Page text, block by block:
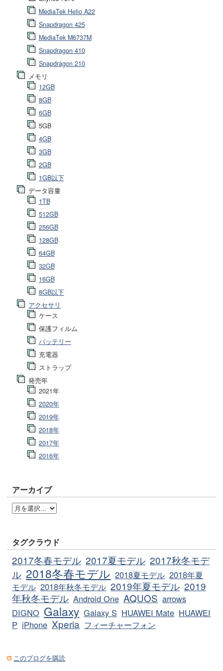
MediaTek Helio A22
Snapdragon 425
MediaTek M6737M
Snapdragon 410
Snapdragon 210
メモリ
12GB
8GB
6GB
5GB
4GB
3GB
2GB
1GB以下
データ容量
1TB
512GB
256GB
128GB
64GB
32GB
16GB
8GB以下
アクセサリ
ケース
保護フィルム
バッテリー
充電器
ストラップ
発売年
2021年
2020年
2019年
2018年
2017年
2016年
アーカイブ
タグクラウド
2017冬春モデル 2017夏モデル 2017秋冬モデ
ル 2018冬春モデル 2018夏モデル 2018年夏
モデル 2018年秋冬モデル 2019年夏モデル 2019
年秋冬モデル Android One AQUOS arrows
DIGNO Galaxy Galaxy S HUAWEI Mate HUAWEI
P iPhone Xperia フィーチャーフォン
このブログを購読